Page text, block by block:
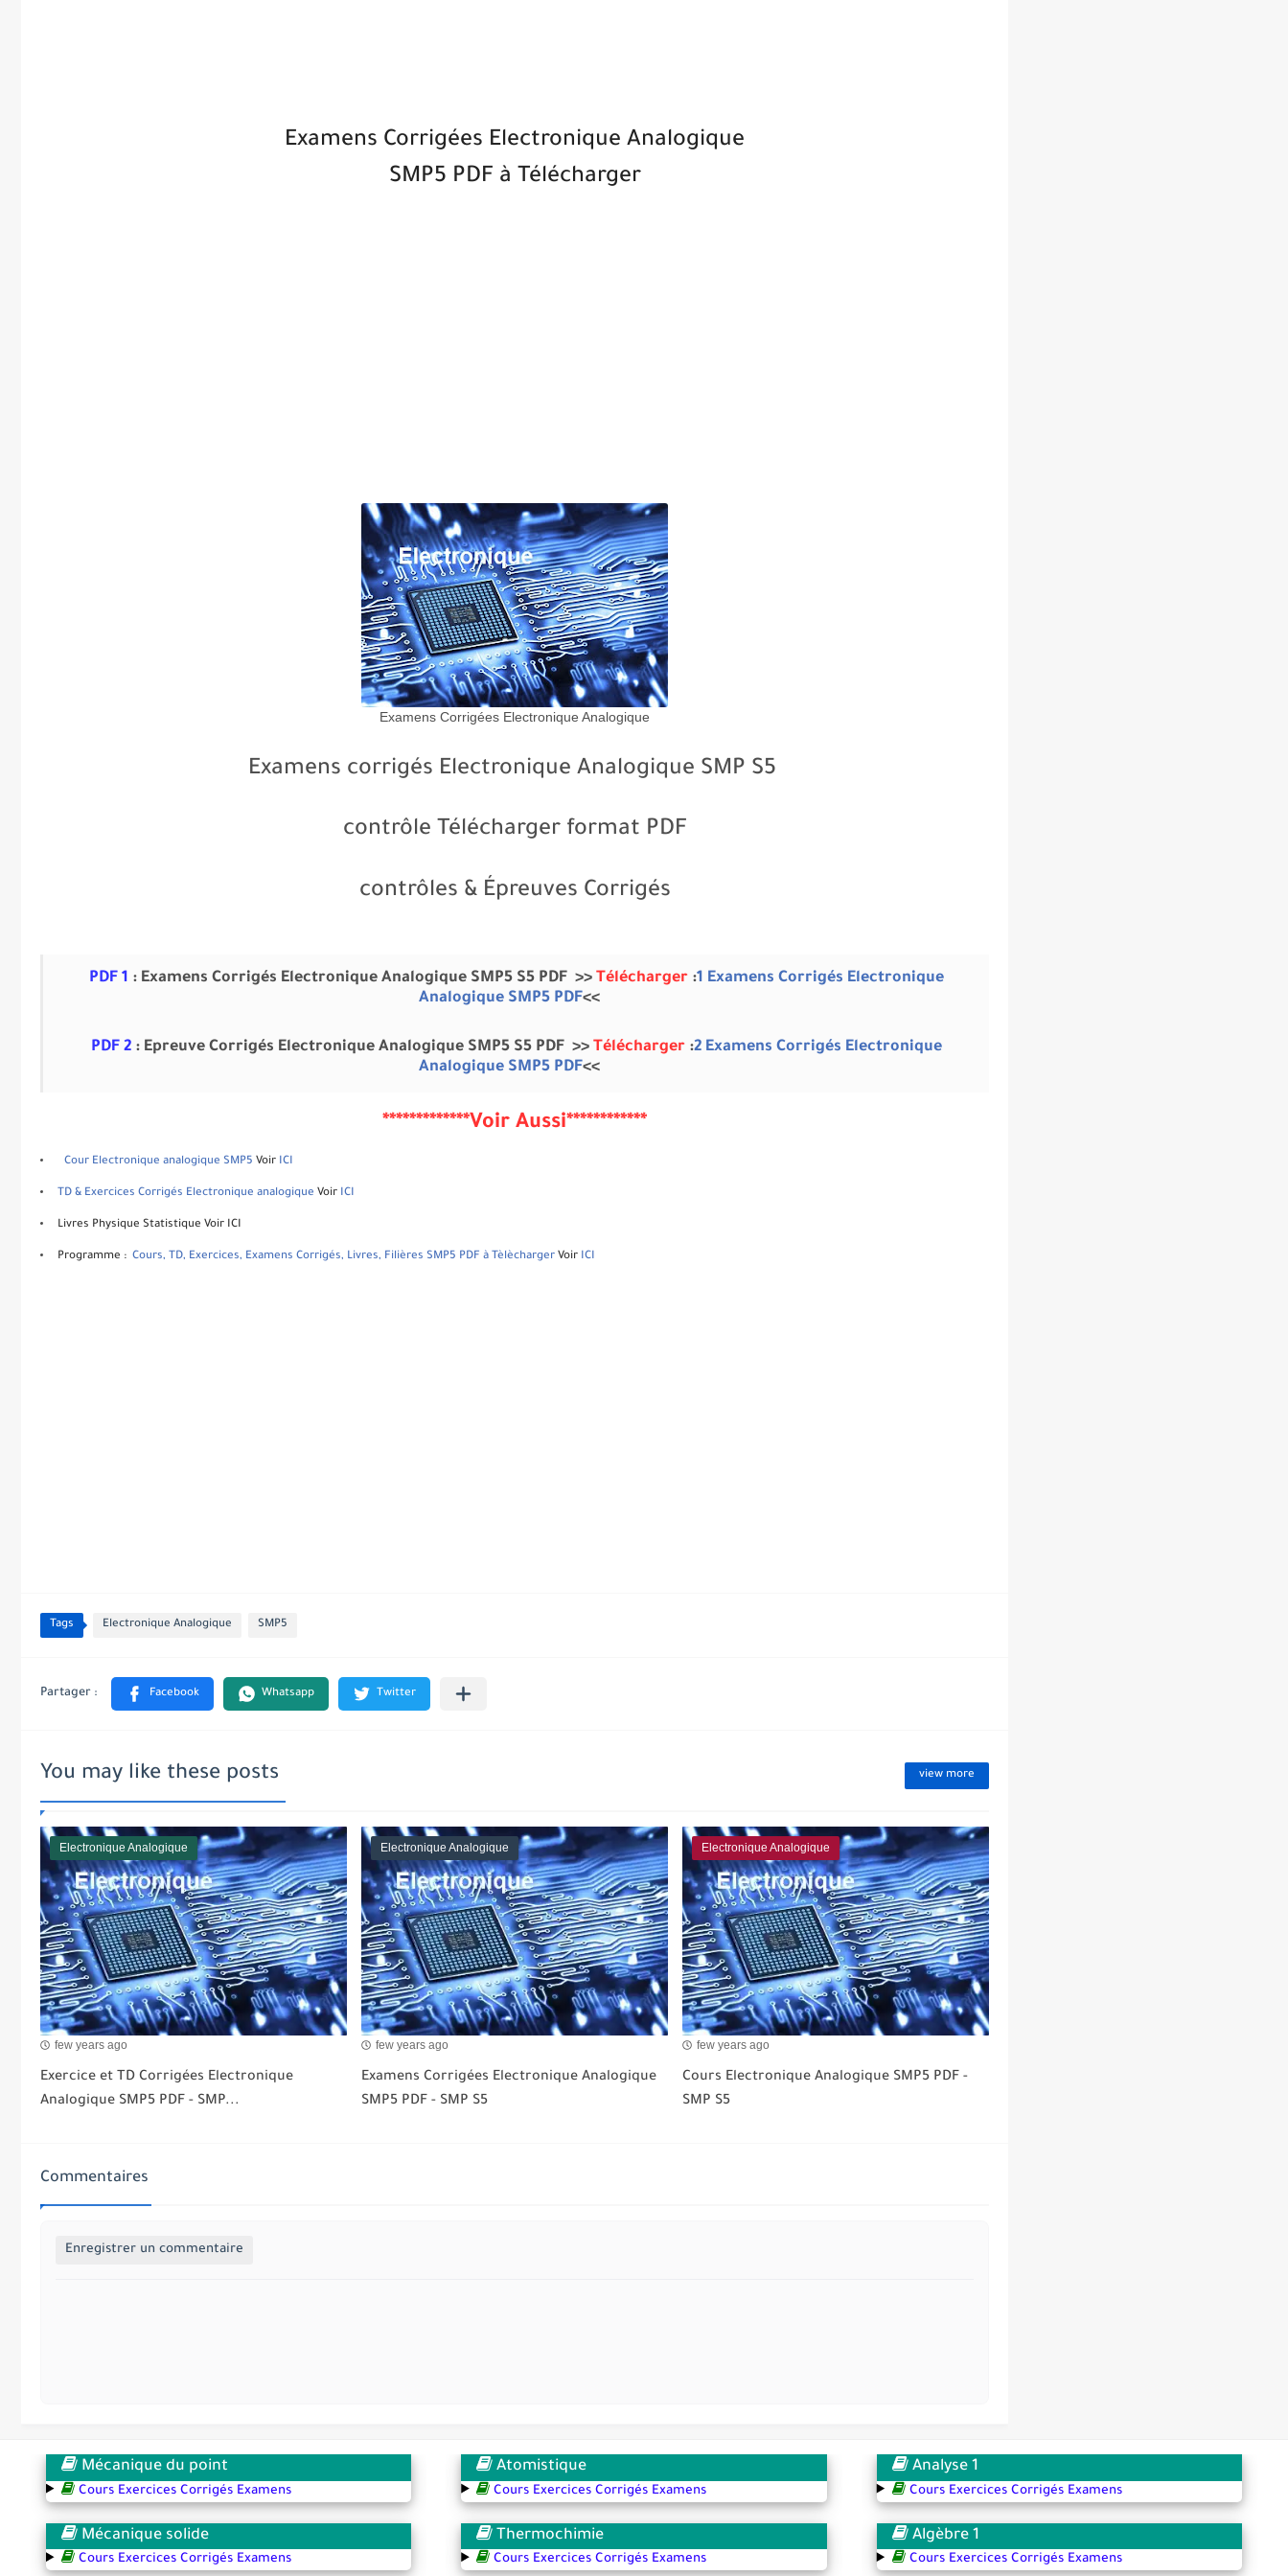
Examens Corrigées Electronique Analogique
SMP5 PDF à Télécharger
Examens Corrigées Electronique Analogique
Examens corrigés Electronique Analogique SMP S5
contrôle Télécharger format PDF
contrôles & Épreuves Corrigés
PDF 1 : Examens Corrigés Electronique Analogique SMP5 S5 PDF >> Télécharger:1 Examens Corrigés Electronique
Analogique SMP5 PDF<<
PDF 2: Epreuve Corrigés Electronique Analogique SMP5 S5 PDF >> Télécharger:2 Examens Corrigés Electronique
Analogique SMP5 PDF<<
*************Voir Aussi************
Cour Electronique analogique SMP5 Voir ICI
TD & Exercices Corrigés Electronique analogique Voir ICI
Livres Physique Statistique Voir ICI
Programme : Cours, TD, Exercices, Examens Corrigés, Livres, Filières SMP5 PDF à Tèlècharger Voir ICI
Tags Electronique Analogique SMP5
You may like these posts view more
Electronique Analogique
few years ago
Exercice et TD Corrigées Electronique
Analogique SMP5 PDF - SMP...
Electronique Analogique
few years ago
Examens Corrigées Electronique Analogique
SMP5 PDF - SMP S5
Electronique Analogique
few years ago
Cours Electronique Analogique SMP5 PDF -
SMP S5
Commentaires
Enregistrer un commentaire
Mécanique du point
Cours Exercices Corrigés Examens
Mécanique solide
Cours Exercices Corrigés Examens
Atomistique
Cours Exercices Corrigés Examens
Thermochimie
Cours Exercices Corrigés Examens
Analyse 1
Cours Exercices Corrigés Examens
Algèbre 1
Cours Exercices Corrigés Examens